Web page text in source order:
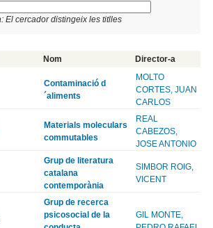
El cercador distingeix les titlles
Nom Director-a
Contaminació d
´aliments
MOLTO
CORTES, JUAN
CARLOS
Materials moleculars
commutables
REAL
CABEZOS,
JOSE ANTONIO
Grup de literatura
catalana
contemporània
SIMBOR ROIG,
VICENT
Grup de recerca
psicosocial de la
GIL MONTE,